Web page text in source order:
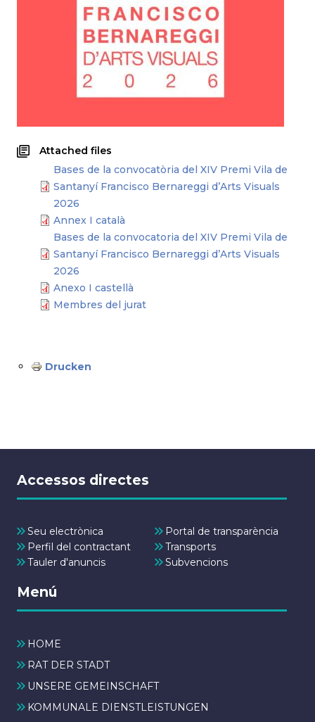
Attached files
Bases de la convocatòria del XIV Premi Vila de
Santanyí Francisco Bernareggi d’Arts Visuals
2026
Annex I català
Bases de la convocatoria del XIV Premi Vila de
Santanyí Francisco Bernareggi d’Arts Visuals
2026
Anexo I castellà
Membres del jurat
Drucken
Accessos directes
Seu electrònica
Portal de transparència
Perfil del contractant
Transports
Tauler d'anuncis
Subvencions
Menú
HOME
RAT DER STADT
UNSERE GEMEINSCHAFT
KOMMUNALE DIENSTLEISTUNGEN